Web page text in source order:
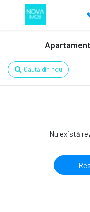
Caută din nou
Nu există